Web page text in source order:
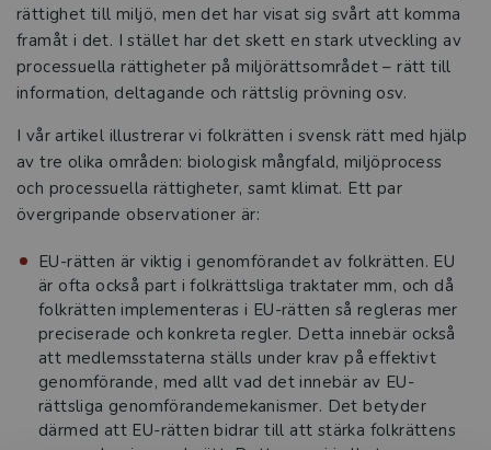
rättighet till miljö, men det har visat sig svårt att komma
framåt i det. I stället har det skett en stark utveckling av
processuella rättigheter på miljörättsområdet – rätt till
information, deltagande och rättslig prövning osv.
I vår artikel illustrerar vi folkrätten i svensk rätt med hjälp
av tre olika områden: biologisk mångfald, miljöprocess
och processuella rättigheter, samt klimat. Ett par
övergripande observationer är:
EU-rätten är viktig i genomförandet av folkrätten. EU
är ofta också part i folkrättsliga traktater mm, och då
folkrätten implementeras i EU-rätten så regleras mer
preciserade och konkreta regler. Detta innebär också
att medlemsstaterna ställs under krav på effektivt
genomförande, med allt vad det innebär av EU-
rättsliga genomförandemekanismer. Det betyder
därmed att EU-rätten bidrar till att stärka folkrättens